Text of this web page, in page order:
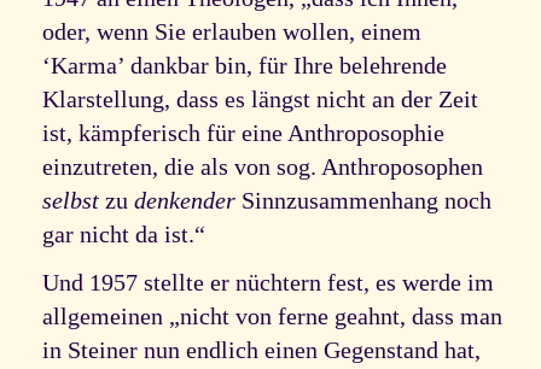
oder, wenn Sie erlauben wollen, einem
‘Karma’ dankbar bin, für Ihre belehrende
Klarstellung, dass es längst nicht an der Zeit
ist, kämpferisch für eine Anthroposophie
einzutreten, die als von sog. Anthroposophen
selbstzu denkenderSinnzusammenhang noch
gar nicht da ist.“
Und 1957 stellte er nüchtern fest, es werde im
allgemeinen „nicht von ferne geahnt, dass man
in Steiner nun endlich einen Gegenstand hat,